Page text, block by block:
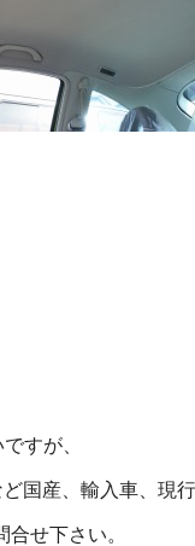
すが、
国産、輸入車、現
せ下さい。